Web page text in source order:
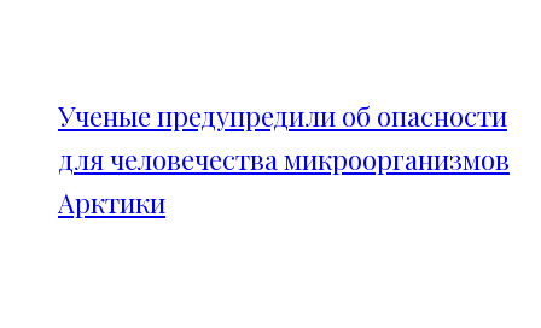
Ученые предупредили об опасности
для человечества микроорганизмов
Арктики